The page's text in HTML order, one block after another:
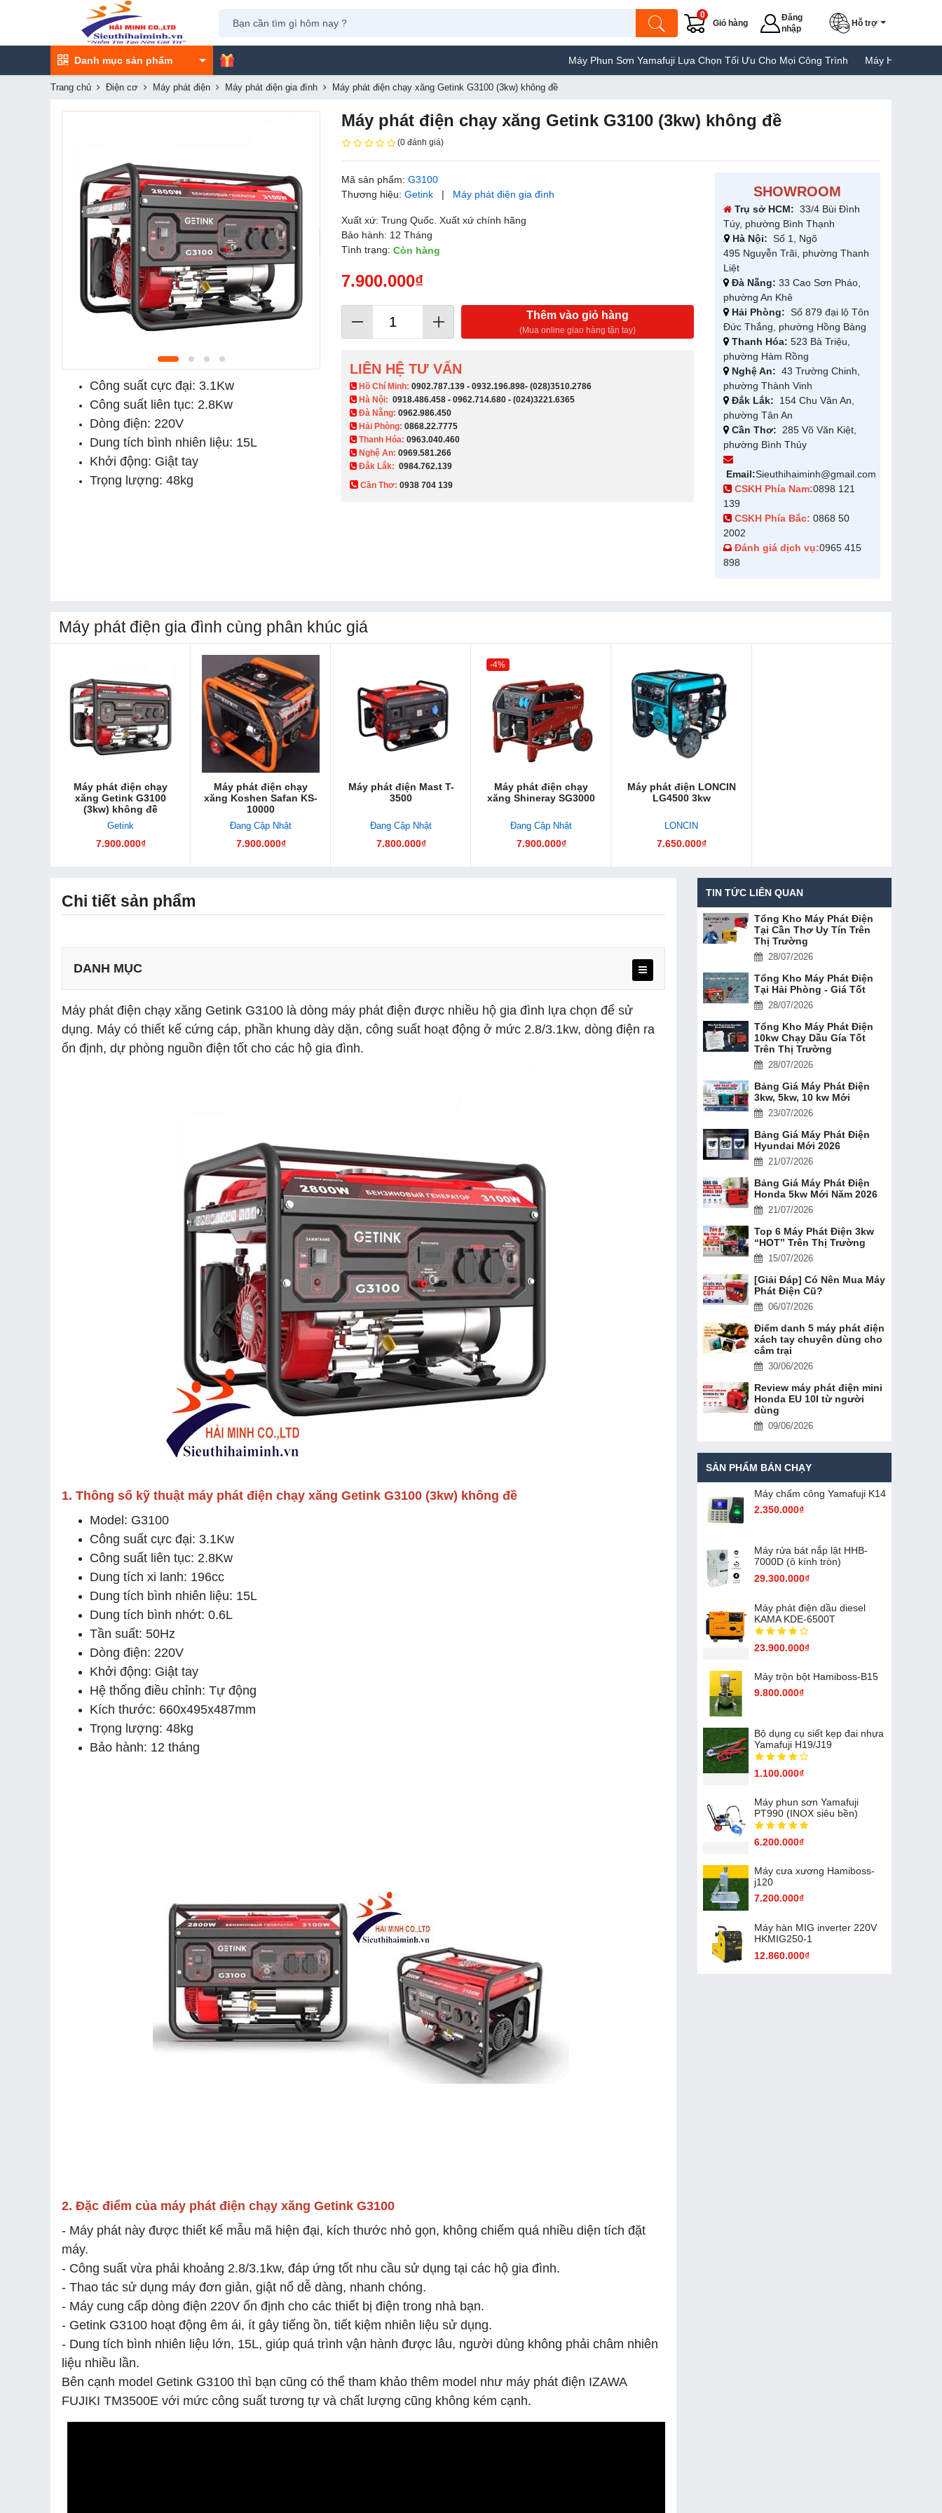
Giỏ hàng
0
Đăng
nhập
Hỗ trợ
Danh mục sản phẩm Máy Phun Sơn Yamafuji Lựa Chọn Tối Ưu Cho Mọi Công Trình Máy Hàn Túi Yamafuji Lựa
Trang chủ Điện cơ Máy phát điện Máy phát điện gia đình Máy phát điện chạy xăng Getink G3100 (3kw) không đề
Công suất cực đại: 3.1Kw
Công suất liên tục: 2.8Kw
Dòng điện: 220V
Dung tích bình nhiên liệu: 15L
Khởi động: Giật tay
Trọng lượng: 48kg
Máy phát điện chạy xăng Getink G3100 (3kw) không đề
(0 đánh giá)
Mã sản phẩm:G3100
Thương hiệu:Getink | Máy phát điện gia đình
Xuất xứ: Trung Quốc. Xuất xứ chính hãng
Bảo hành: 12 Tháng
Tình trạng:Còn hàng
7.900.000₫
Thêm vào giỏ hàng
(Mua online giao hàng tận tay)
LIÊN HỆ TƯ VẤN
​ Hồ Chí Minh:0902.787.139 -0932.196.898-(028)3510.2786
Hà Nội:0918.486.458 -0962.714.680 -(024)3221.6365
Đà Nẵng:0962.986.450
Hải Phòng:0868.22.7775
Thanh Hóa:0963.040.460
Nghệ An:0969.581.266
Đắk Lắk: 0984.762.139
Cần Thơ:0938 704 139​
SHOWROOM
Trụ sở HCM: 33/4 Bùi Đình
Túy, phường Bình Thạnh
Hà Nội: Số 1, Ngõ
495 Nguyễn Trãi, phường Thanh
Liệt
Đà Nẵng: 33 Cao Sơn Pháo,
phường An Khê
Hải Phòng: Số 879 đại lộ Tôn
Đức Thắng, phường Hồng Bàng
Thanh Hóa: 523 Bà Triệu,
phường Hàm Rồng
Nghệ An: 43 Trường Chinh,
phường Thành Vinh
Đắk Lắk: 154 Chu Văn An,
phường Tân An
Cần Thơ: 285 Võ Văn Kiệt,
phường Bình Thủy
Email:Sieuthihaiminh@gmail.com
CSKH Phía Nam:0898 121
139
CSKH Phía Bắc: 0868 50
2002
Đánh giá dịch vụ:0965 415
898
Máy phát điện gia đình cùng phân khúc giá
Máy phát điện chạy
xăng Getink G3100
(3kw) không đề
Getink
7.900.000₫
Máy phát điện chạy
xăng Koshen Safan KS-
10000
Đang Cập Nhật
7.900.000₫
Máy phát điện Mast T-
3500
Đang Cập Nhật
7.800.000₫
-4%
Máy phát điện chạy
xăng Shineray SG3000
Đang Cập Nhật
7.900.000₫
Máy phát điện LONCIN
LG4500 3kw
LONCIN
7.650.000₫
Chi tiết sản phẩm
DANH MỤC
Máy phát điện chạy xăng Getink G3100 là dòng máy phát điện được nhiều hộ gia đình lựa chọn để sử
dụng. Máy có thiết kế cứng cáp, phần khung dày dặn, công suất hoạt động ở mức 2.8/3.1kw, dòng điện ra
ổn định, dự phòng nguồn điện tốt cho các hộ gia đình.
1. Thông số kỹ thuật máy phát điện chạy xăng Getink G3100 (3kw) không đề
Model: G3100
Công suất cực đại: 3.1Kw
Công suất liên tục: 2.8Kw
Dung tích xi lanh: 196cc
Dung tích bình nhiên liệu: 15L
Dung tích bình nhớt: 0.6L
Tần suất: 50Hz
Dòng điện: 220V
Khởi động: Giật tay
Hệ thống điều chỉnh: Tự động
Kích thước: 660x495x487mm
Trọng lượng: 48kg
Bảo hành: 12 tháng
2. Đặc điểm của máy phát điện chạy xăng Getink G3100
- Máy phát này được thiết kế mẫu mã hiện đại, kích thước nhỏ gọn, không chiếm quá nhiều diện tích đặt
máy.
- Công suất vừa phải khoảng 2.8/3.1kw, đáp ứng tốt nhu cầu sử dụng tại các hộ gia đình.
- Thao tác sử dụng máy đơn giản, giật nổ dễ dàng, nhanh chóng.
- Máy cung cấp dòng điện 220V ổn định cho các thiết bị điện trong nhà bạn.
- Getink G3100 hoạt động êm ái, ít gây tiếng ồn, tiết kiệm nhiên liệu sử dụng.
- Dung tích bình nhiên liệu lớn, 15L, giúp quá trình vận hành được lâu, người dùng không phải châm nhiên
liệu nhiều lần.
Bên cạnh model Getink G3100 thì bạn cũng có thể tham khảo thêm model như máy phát điện IZAWA
FUJIKI TM3500E với mức công suất tương tự và chất lượng cũng không kém cạnh.
TIN TỨC LIÊN QUAN
Tổng Kho Máy Phát Điện
Tại Cần Thơ Uy Tín Trên
Thị Trường
28/07/2026
Tổng Kho Máy Phát Điện
Tại Hải Phòng - Giá Tốt
28/07/2026
Tổng Kho Máy Phát Điện
10kw Chạy Dầu Gía Tốt
Trên Thị Trường
28/07/2026
Bảng Giá Máy Phát Điện
3kw, 5kw, 10 kw Mới
23/07/2026
Bảng Giá Máy Phát Điện
Hyundai Mới 2026
21/07/2026
Bảng Giá Máy Phát Điện
Honda 5kw Mới Năm 2026
21/07/2026
Top 6 Máy Phát Điện 3kw
“HOT” Trên Thị Trường
15/07/2026
[Giải Đáp] Có Nên Mua Máy
Phát Điện Cũ?
06/07/2026
Điểm danh 5 máy phát điện
xách tay chuyên dùng cho
cắm trại
30/06/2026
Review máy phát điện mini
Honda EU 10I từ người
dùng
09/06/2026
SẢN PHẨM BÁN CHẠY
Máy chấm cô​ng Yamafuji K14
2.350.000₫
Máy rửa bát nắp lật HHB-
7000D (ô kính tròn)
29.300.000₫
Máy phát điện dầu diesel
KAMA KDE-6500T
23.900.000₫
Máy trộn bột Hamiboss-B15
9.800.000₫
Bộ dụng cụ siết kẹp đai nhựa
Yamafuji H19/J19
1.100.000₫
Máy phun sơn Yamafuji
PT990 (INOX siêu bền)
6.200.000₫
Máy cưa xương Hamiboss-
j120
7.200.000₫
Máy hàn MIG inverter 220V
HKMIG250-1
12.860.000₫